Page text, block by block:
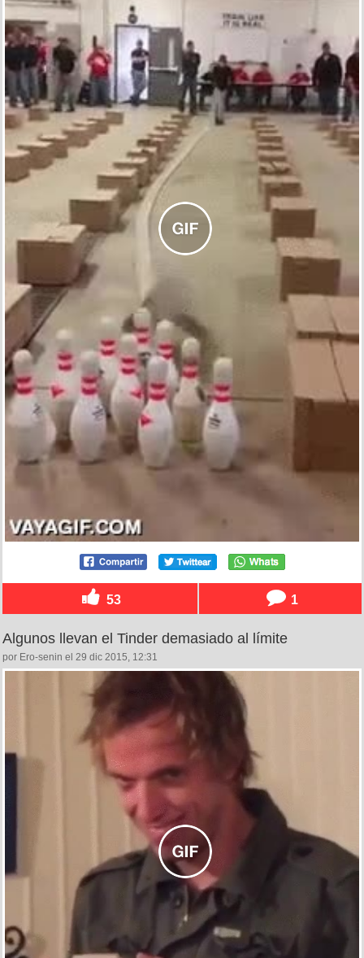
53 1
Algunos llevan el Tinder demasiado al límite
por Ero-senin el 29 dic 2015, 12:31